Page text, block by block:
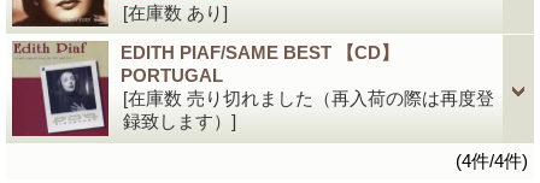
[在庫数 あり]
EDITH PIAF/SAME BEST 【CD】
PORTUGAL
[在庫数 売り切れました（再入荷の際は再度登
録致します）]
(4件/4件)